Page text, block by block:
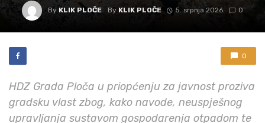
By KLIK PLOČE By KLIK PLOČE 5. srpnja 2026. 0
0
HDZ Grada Ploča u priopćenju za javnost proziva
gradsku vlast zbog, kako navode, neuspješnog
upravljanja sustavom gospodarenja otpadom te